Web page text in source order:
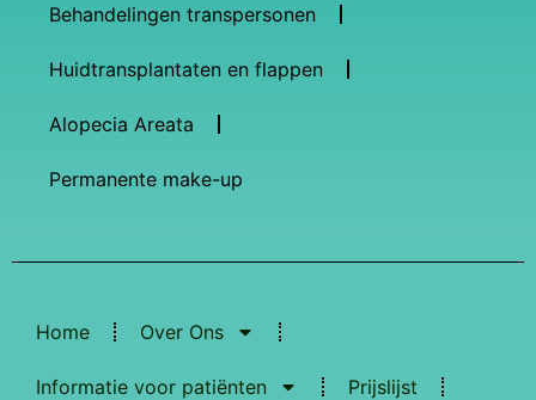
Behandelingen transpersonen
Huidtransplantaten en flappen
Alopecia Areata
Permanente make-up
Home Over Ons
Informatie voor patiënten Prijslijst